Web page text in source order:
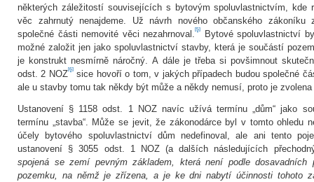
některých záležitostí souvisejících s bytovým spoluvlastnictvím, kde
věc zahrnutý nenajdeme. Už návrh nového občanského
společné části nemovité věci nezahrnoval. [5]
Bytové spoluvlastnictví
možné založit jen jako spoluvlastnictví stavby, která je součástí
je konstrukt nesmírně náročný. A dále je třeba si povšimnout
odst. 2 NOZ[6]sice hovoří o tom, v jakých případech budou společné
ale u stavby tomu tak někdy být může a někdy nemusí, proto je
Ustanovení § 1158 odst. 1 NOZ navíc užívá termínu „dům“ jako
termínu „stavba“. Může se jevit, že zákonodárce byl v tomto ohledu
účely bytového spoluvlastnictví dům nedefinoval, ale ani tento
ustanovení § 3055 odst. 1 NOZ (a dalších následujících
spojená se zemí pevným základem, která není podle dosavadních
pozemku, na němž je zřízena, a je ke dni nabytí účinnosti tohoto